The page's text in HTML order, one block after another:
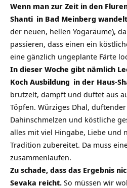
Wenn man zur Zeit in den
Shanti in Bad Meinberg wandelt
der neuen, hellen Yogaräume),
passieren, dass einen ein
eine gänzlich ungeplante Färte
In dieser Woche gibt nämlich
Koch Ausbildung in der Haus-
brutzelt, dampft und duftet aus
Töpfen. Würziges Dhal,
Dahinschmelzen und köstliche
alles mit viel Hingabe, Liebe und
Tradition zubereitet. Da muss
zusammenlaufen.
Zu schade, dass das Ergebnis
Sevaka reicht. So müssen wir